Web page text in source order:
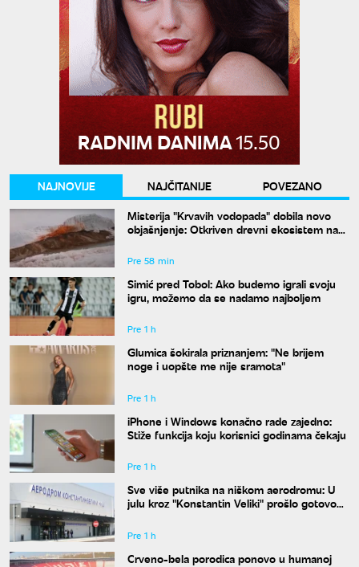
NAJNOVIJE NAJČITANIJE
POVEZANO
Misterija "Krvavih vodopada" dobila novo
objašnjenje: Otkriven drevni ekosistem na
Pre 58 min
Simić pred Tobol: Ako budemo igrali svoju
igru, možemo da se nadamo najboljem
Pre 1 h
Glumica šokirala priznanjem: "Ne brijem
noge i uopšte me nije sramota"
Pre 1 h
iPhone i Windows konačno rade zajedno:
Stiže funkcija koju korisnici godinama čekaju
Pre 1 h
Sve više putnika na niškom aerodromu: U
julu kroz "Konstantin Veliki" prošlo gotovo
Pre 1 h
Crveno-bela porodica ponovo u humanoj